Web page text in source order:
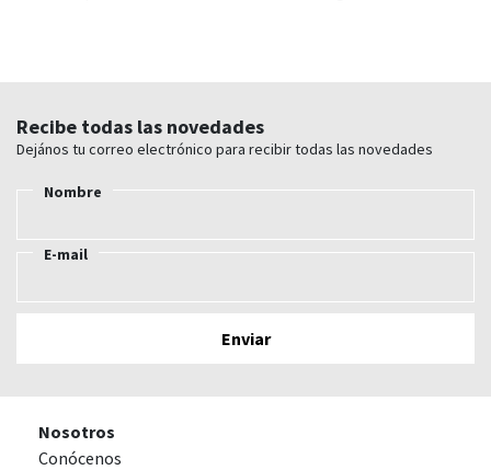
Recibe todas las novedades
Dejános tu correo electrónico para recibir todas las novedades
Nombre
E-mail
Nosotros
Conócenos